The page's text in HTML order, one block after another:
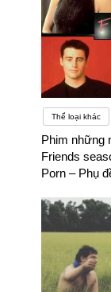
Thể loại khác
Phim những
Friends
Porn – Phụ